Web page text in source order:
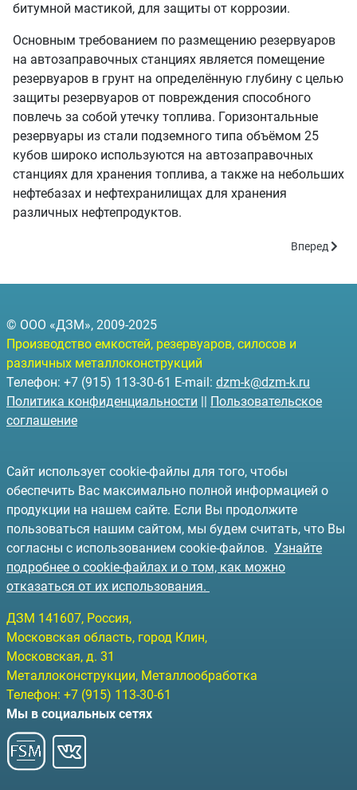
битумной мастикой, для защиты от коррозии.
Основным требованием по размещению резервуаров
на автозаправочных станциях является помещение
резервуаров в грунт на определённую глубину с целью
защиты резервуаров от повреждения способного
повлечь за собой утечку топлива. Горизонтальные
резервуары из стали подземного типа объёмом 25
кубов широко используются на автозаправочных
станциях для хранения топлива, а также на небольших
нефтебазах и нефтехранилищах для хранения
различных нефтепродуктов.
Следующий:
Вперед
© ООО «ДЗМ», 2009-2025
Производство емкостей, резервуаров, силосов и
различных металлоконструкций
Телефон: +7 (915) 113-30-61 E-mail: dzm-k@dzm-k.ru
Политика конфиденциальности || Пользовательское
соглашение
Сайт использует cookie-файлы для того, чтобы
обеспечить Вас максимально полной информацией о
продукции на нашем сайте. Если Вы продолжите
пользоваться нашим сайтом, мы будем считать, что Вы
согласны с использованием cookie-файлов. Узнайте
подробнее о cookie-файлах и о том, как можно
отказаться от их использования.
ДЗМ 141607, Россия,
Московская область, город Клин,
Московская, д. 31
Металлоконструкции, Металлообработка
Телефон: +7 (915) 113-30-61
Мы в социальных сетях